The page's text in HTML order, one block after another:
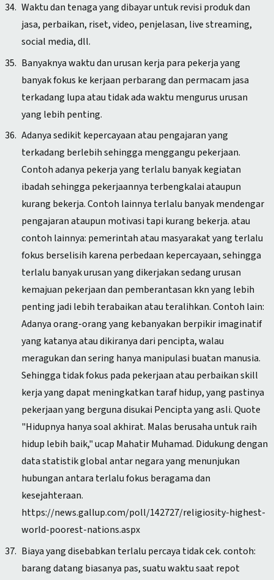
Waktu dan tenaga yang dibayar untuk revisi produk dan
jasa, perbaikan, riset, video, penjelasan, live streaming,
social media, dll.
Banyaknya waktu dan urusan kerja para pekerja yang
banyak fokus ke kerjaan perbarang dan permacam jasa
terkadang lupa atau tidak ada waktu mengurus urusan
yang lebih penting.
Adanya sedikit kepercayaan atau pengajaran yang
terkadang berlebih sehingga menggangu pekerjaan.
Contoh adanya pekerja yang terlalu banyak kegiatan
ibadah sehingga pekerjaannya terbengkalai ataupun
kurang bekerja. Contoh lainnya terlalu banyak mendengar
pengajaran ataupun motivasi tapi kurang bekerja. atau
contoh lainnya: pemerintah atau masyarakat yang terlalu
fokus berselisih karena perbedaan kepercayaan, sehingga
terlalu banyak urusan yang dikerjakan sedang urusan
kemajuan pekerjaan dan pemberantasan kkn yang lebih
penting jadi lebih terabaikan atau teralihkan. Contoh lain:
Adanya orang-orang yang kebanyakan berpikir imaginatif
yang katanya atau dikiranya dari pencipta, walau
meragukan dan sering hanya manipulasi buatan manusia.
Sehingga tidak fokus pada pekerjaan atau perbaikan skill
kerja yang dapat meningkatkan taraf hidup, yang pastinya
pekerjaan yang berguna disukai Pencipta yang asli. Quote
"Hidupnya hanya soal akhirat. Malas berusaha untuk raih
hidup lebih baik," ucap Mahatir Muhamad. Didukung dengan
data statistik global antar negara yang menunjukan
hubungan antara terlalu fokus beragama dan
kesejahteraan.
https://news.gallup.com/poll/142727/religiosity-highest-
world-poorest-nations.aspx
Biaya yang disebabkan terlalu percaya tidak cek. contoh:
barang datang biasanya pas, suatu waktu saat repot